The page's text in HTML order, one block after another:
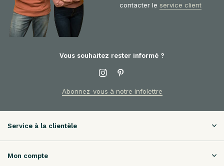
contacter le service client
Vous souhaitez rester informé ?
Abonnez-vous à notre infolettre
Service à la clientèle
Mon compte